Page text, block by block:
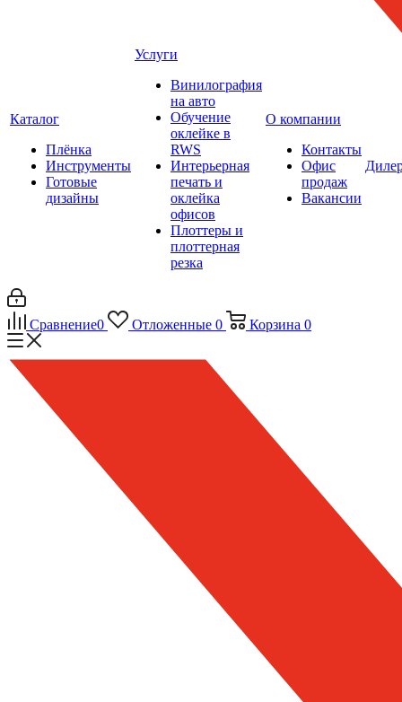
Каталог
Плёнка
Инструменты
Готовые
дизайны
Услуги
Винилография
на авто
Обучение
оклейке в
RWS
Интерьерная
печать и
оклейка
офисов
Плоттеры и
плоттерная
резка
О компании
Контакты
Офис
продаж
Вакансии
Сравнение0 Отложенные 0 Корзина 0